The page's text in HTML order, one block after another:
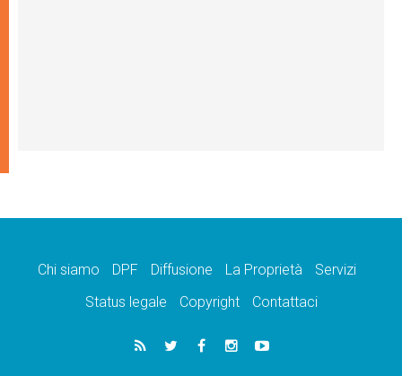
Chi siamo DPF Diffusione La Proprietà
Servizi
Status legale
Copyright Contattaci